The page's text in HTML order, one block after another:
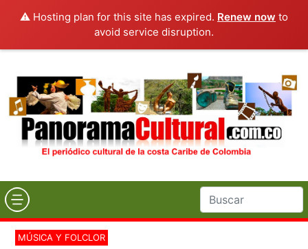
⚠️ Hosting plan for this site has expired. Renew now to
avoid service disruption.
MÚSICA Y FOLCLOR